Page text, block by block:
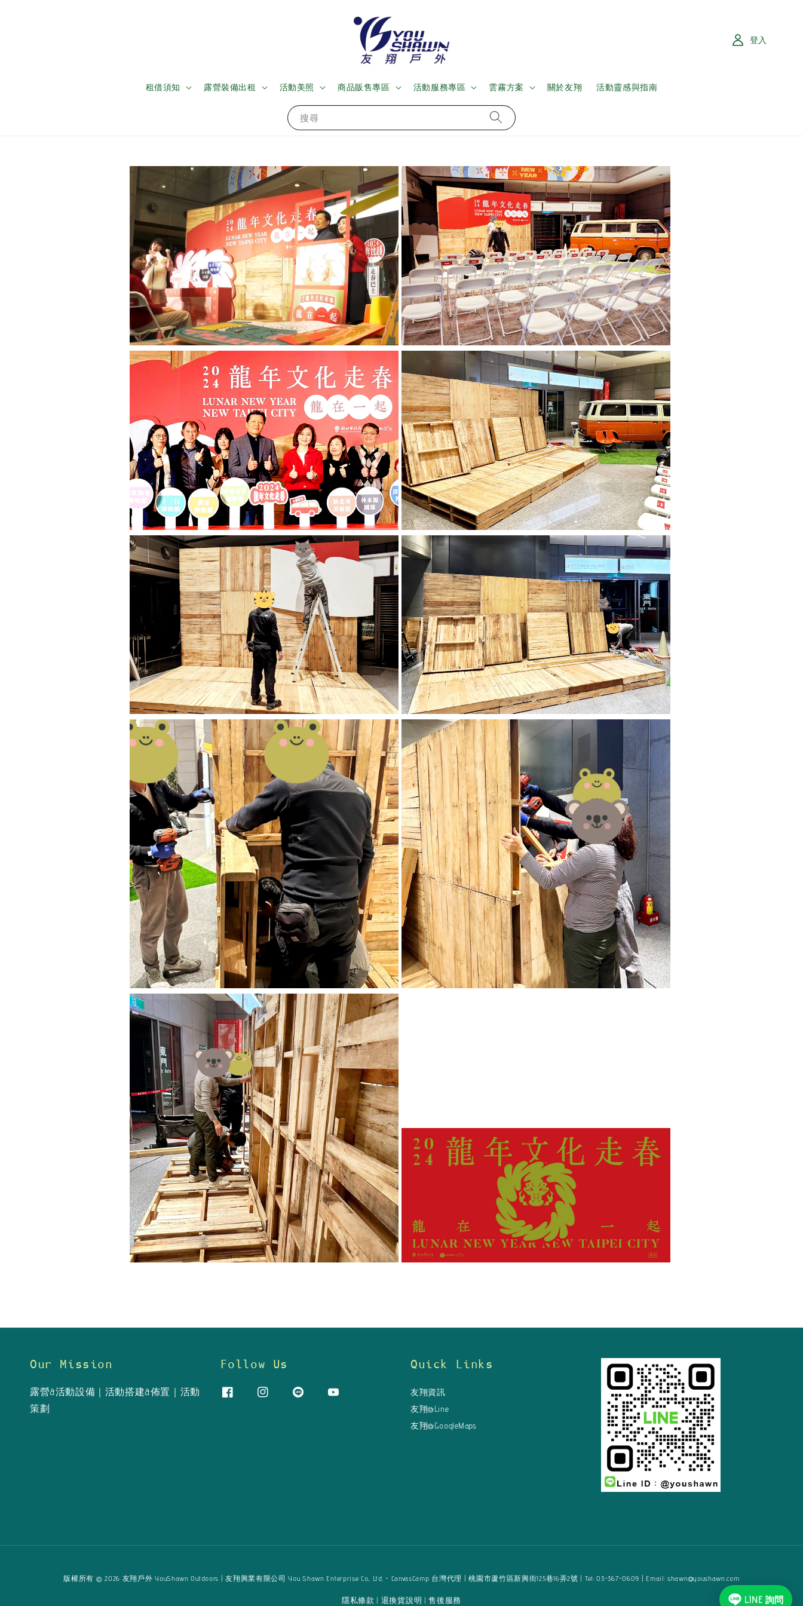
搜尋
租借須知 露營裝備出租 活動美照 商品販售專區 活動服務專區 雲霧方案 關於友翔 活動靈感與指南
登入
Our Mission
露營&活動設備｜活動搭建&佈置｜活動
策劃
Follow Us Quick Links
友翔資訊
友翔@Line
友翔@GoogleMaps
版權所有 © 2026 友翔戶外 YouShawn Outdoors | 友翔興業有限公司 You Shawn Enterprise Co., Ltd. - CanvasCamp 台灣代理 | 桃園市蘆竹區新興街125巷16弄2號 | Tel: 03-367-0609 | Email: shawn@youshawn.com
隱私條款 | 退換貨說明 |售後服務 LINE 詢問